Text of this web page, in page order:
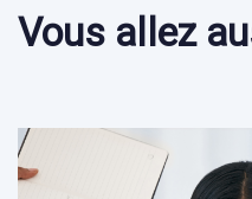
Vous allez